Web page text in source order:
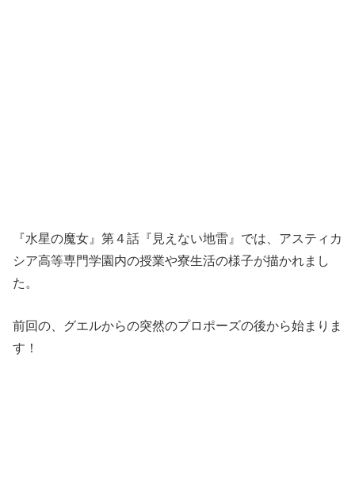
『水星の魔女』第４話『見えない地雷』では、アスティカ
シア高等専門学園内の授業や寮生活の様子が描かれまし
た。
前回の、グエルからの突然のプロポーズの後から始まりま
す！